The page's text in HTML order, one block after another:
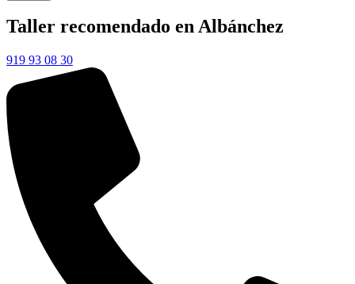
Taller recomendado en Albánchez
919 93 08 30